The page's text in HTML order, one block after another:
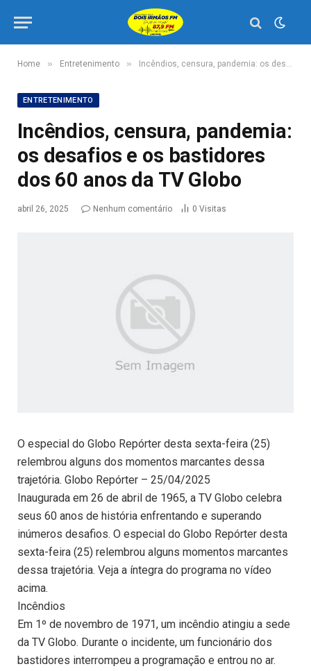
Home » Entretenimento » Incêndios, censura, pandemia: os desafios e os bastidores dos 60 anos da TV Globo
ENTRETENIMENTO
Incêndios, censura, pandemia:
os desafios e os bastidores
dos 60 anos da TV Globo
abril 26, 2025 Nenhum comentário 0 Visitas
O especial do Globo Repórter desta sexta-feira (25)
relembrou alguns dos momentos marcantes dessa
trajetória. Globo Repórter – 25/04/2025
Inaugurada em 26 de abril de 1965, a TV Globo celebra
seus 60 anos de história enfrentando e superando
inúmeros desafios. O especial do Globo Repórter desta
sexta-feira (25) relembrou alguns momentos marcantes
dessa trajetória. Veja a íntegra do programa no vídeo
acima.
Incêndios
Em 1º de novembro de 1971, um incêndio atingiu a sede
da TV Globo. Durante o incidente, um funcionário dos
bastidores interrompeu a programação e entrou no ar.